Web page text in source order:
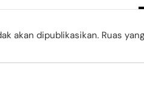
akan dipublikasikan. Ruas